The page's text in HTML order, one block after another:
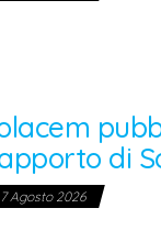
di
7 Agosto 2026